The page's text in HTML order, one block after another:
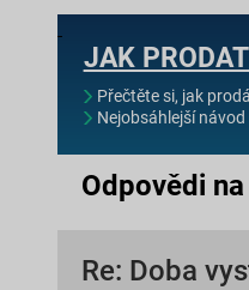
JAK
Přečtěte si, jak
Nejobsáhlejší
Odpovědi
Re: Doba